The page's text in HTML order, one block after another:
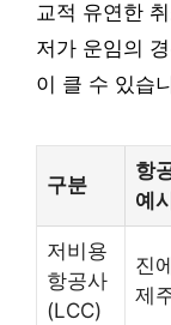
교적 유연한
저가 운임의
이 클 수 있습
구분
항
예시
저비용
항공사
(LCC)
진
제